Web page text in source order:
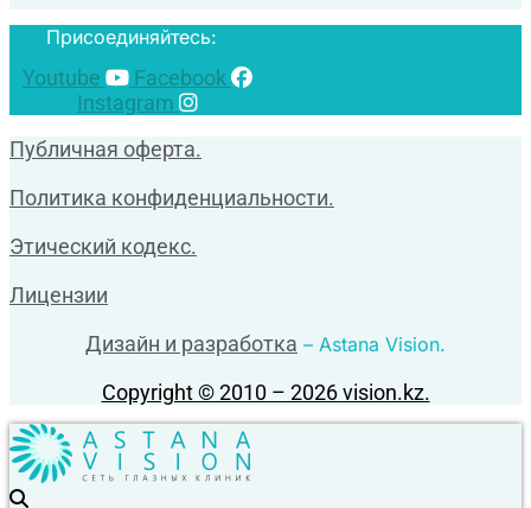
Присоединяйтесь:
Youtube
Facebook
Instagram
Публичная оферта.
Политика конфиденциальности.
Этический кодекс.
Лицензии
Дизайн и разработка – Astana Vision.
Copyright © 2010 – 2026 vision.kz.